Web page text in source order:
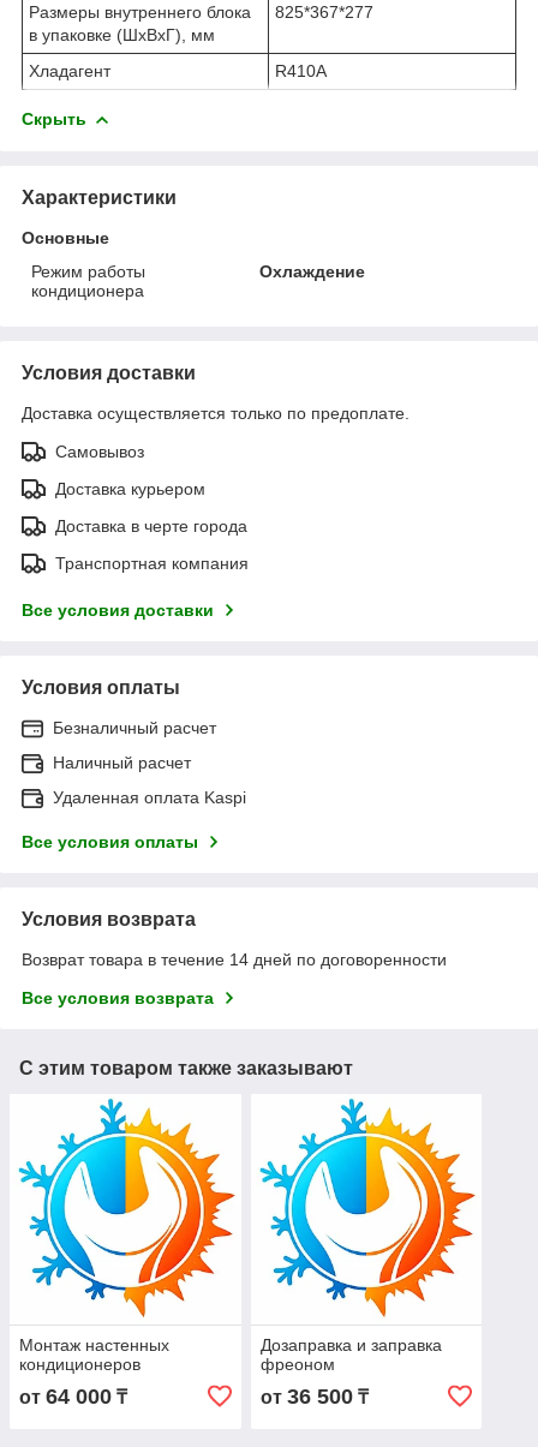
Размеры внутреннего блока
в упаковке (ШхВхГ), мм
825*367*277
Хладагент R410A
Скрыть
Характеристики
Основные
Режим работы
кондиционера
Охлаждение
Условия доставки
Доставка осуществляется только по предоплате.
Самовывоз
Доставка курьером
Доставка в черте города
Транспортная компания
Все условия доставки
Условия оплаты
Безналичный расчет
Наличный расчет
Удаленная оплата Kaspi
Все условия оплаты
Условия возврата
Возврат товара в течение 14 дней по договоренности
Все условия возврата
С этим товаром также заказывают
Монтаж настенных
кондиционеров
от 64 000 ₸
Дозаправка и заправка
фреоном
от 36 500₸